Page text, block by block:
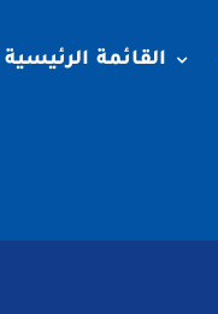
القائمة الرئيسية